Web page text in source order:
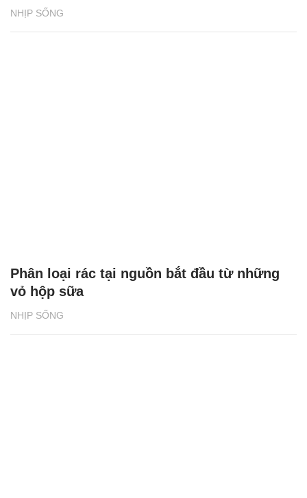
NHỊP SỐNG
NHỊP SỐNG
Phân loại rác tại nguồn bắt đầu từ những
vỏ hộp sữa